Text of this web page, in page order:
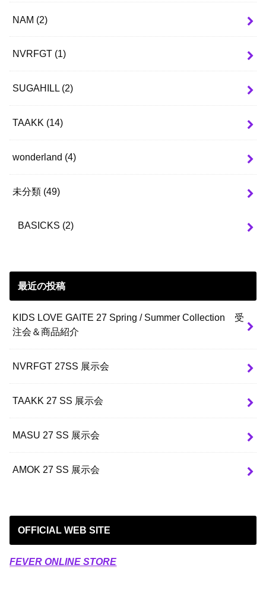
NAM (2)
NVRFGT (1)
SUGAHILL (2)
TAAKK (14)
wonderland (4)
未分類 (49)
BASICKS (2)
最近の投稿
KIDS LOVE GAITE 27 Spring / Summer Collection 受
注会＆商品紹介
NVRFGT 27SS 展示会
TAAKK 27 SS 展示会
MASU 27 SS 展示会
AMOK 27 SS 展示会
OFFICIAL WEB SITE
FEVER ONLINE STORE